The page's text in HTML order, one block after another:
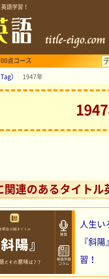
語学習！
点コース
） 1947年
連のあるタイトル
人生い
『斜
習！